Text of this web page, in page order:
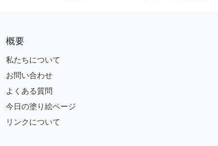
概要
私たちについて
お問い合わせ
よくある質問
今日の塗り絵ページ
リンクについて